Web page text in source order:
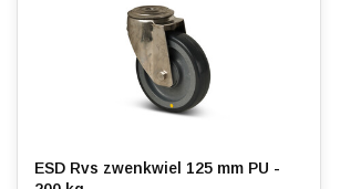
ESD Rvs zwenkwiel 125 mm PU -